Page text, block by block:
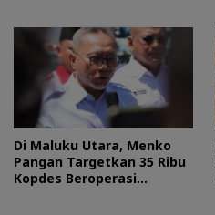
Di Maluku Utara, Menko
Pangan Targetkan 35 Ribu
Kopdes Beroperasi